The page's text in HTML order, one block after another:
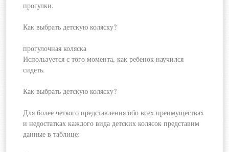
прогулки.
Как выбрать детскую коляску?
прогулочная коляска
Используется с того момента, как ребенок научился
сидеть.
Как выбрать детскую коляску?
Для более четкого представления обо всех преимуществах
и недостатках каждого вида детских колясок представим
данные в таблице: